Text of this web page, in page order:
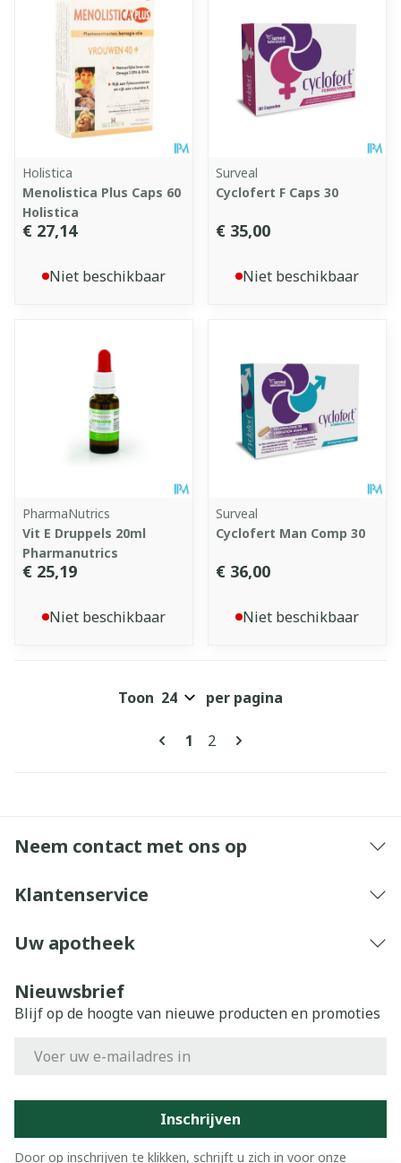
Holistica
Menolistica Plus Caps 60
Holistica
€ 27,14
Niet beschikbaar
Surveal
Cyclofert F Caps 30
€ 35,00
Niet beschikbaar
PharmaNutrics
Vit E Druppels 20ml
Pharmanutrics
€ 25,19
Niet beschikbaar
Surveal
Cyclofert Man Comp 30
€ 36,00
Niet beschikbaar
Pagina's
U lees momenteel pagina
1 Pagina
2
Toon per pagina
Neem contact met ons op
Klantenservice
Uw apotheek
Nieuwsbrief
Blijf op de hoogte van nieuwe producten en promoties
Inschrijven
Door op inschrijven te klikken, schrijft u zich in voor onze